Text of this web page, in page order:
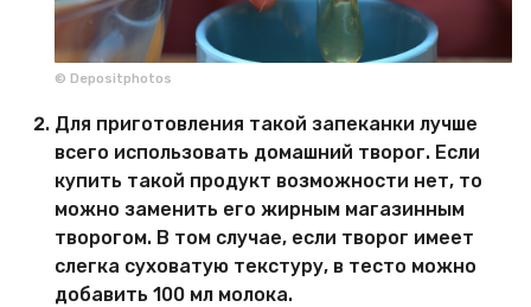
© Depositphotos
Для приготовления такой запеканки лучше
всего использовать домашний творог. Если
купить такой продукт возможности нет, то
можно заменить его жирным магазинным
творогом. В том случае, если творог имеет
слегка суховатую текстуру, в тесто можно
добавить 100 мл молока.